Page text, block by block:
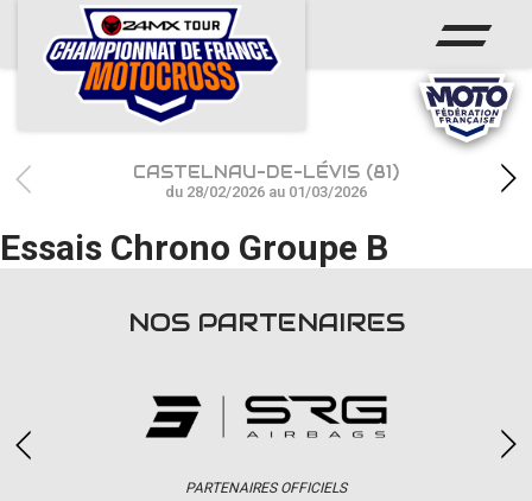
ACCUEIL
ACTUS
CALENDRIER
RÉSULTATS
PHOTOS / WEB TV
CASTELNAU-DE-LÉVIS (81)
du 28/02/2026 au 01/03/2026
Essais Chrono Groupe B
NOS PARTENAIRES
PARTENAIRES OFFICIELS